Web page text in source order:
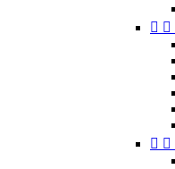
 
 